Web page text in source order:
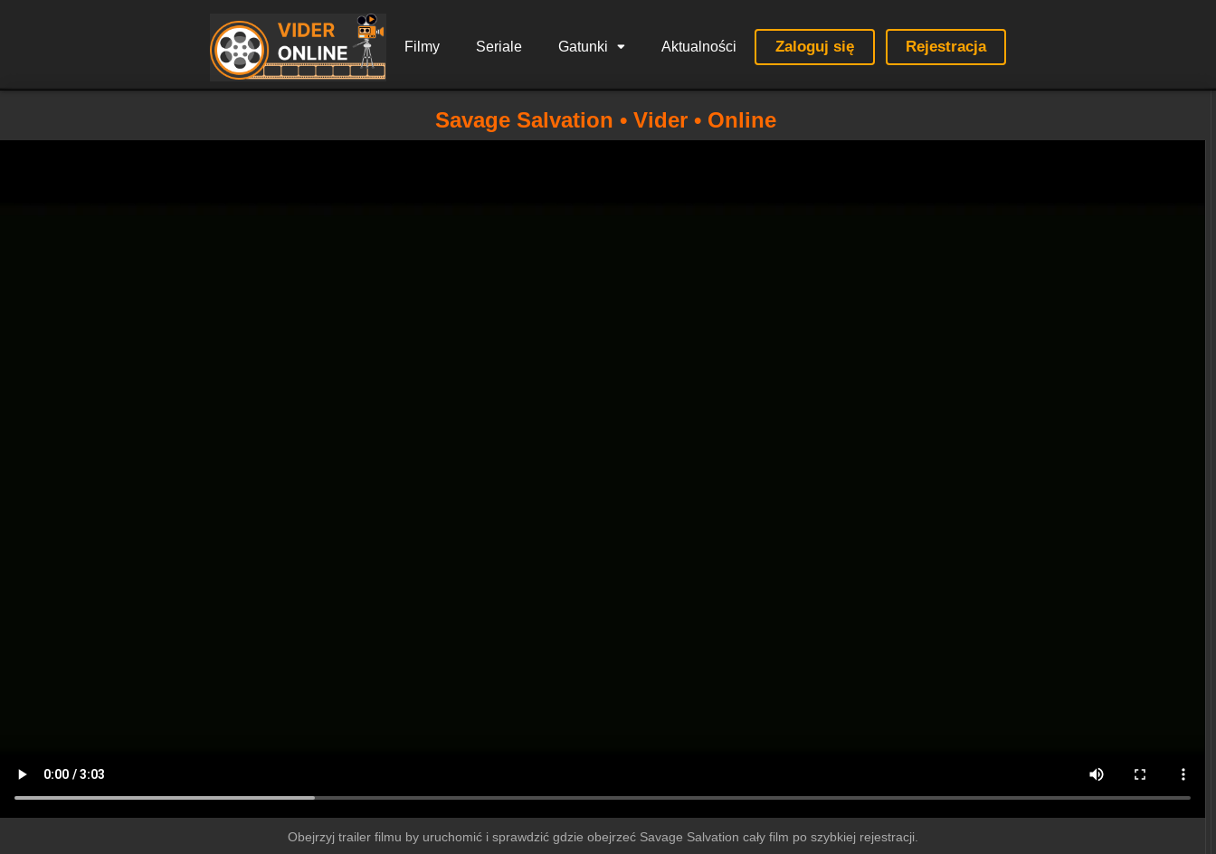
Filmy Seriale Gatunki Aktualności Zaloguj się Rejestracja
Savage Salvation • Vider • Online
Obejrzyj trailer filmu by uruchomić i sprawdzić gdzie obejrzeć Savage Salvation cały film po szybkiej rejestracji.